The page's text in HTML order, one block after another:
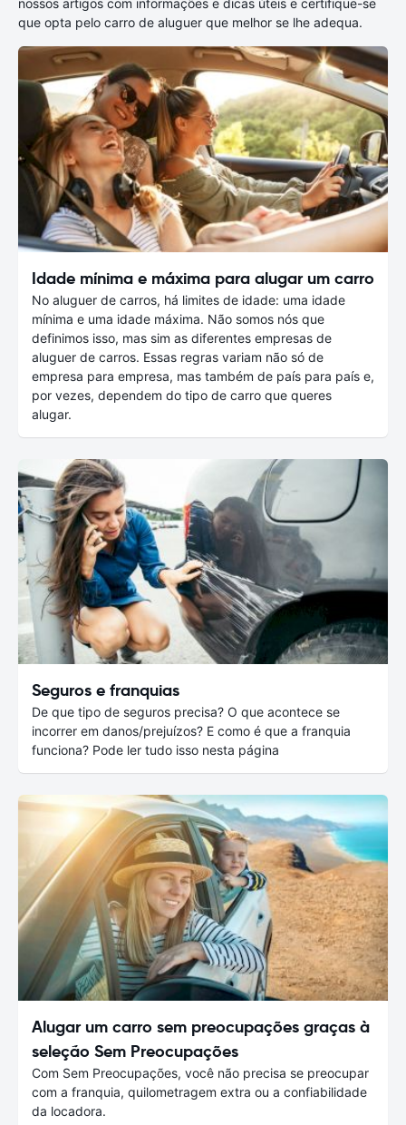
nossos artigos com informações e dicas úteis e certifique-se
que opta pelo carro de aluguer que melhor se lhe adequa.
Idade mínima e máxima para alugar um carro
No aluguer de carros, há limites de idade: uma idade
mínima e uma idade máxima. Não somos nós que
definimos isso, mas sim as diferentes empresas de
aluguer de carros. Essas regras variam não só de
empresa para empresa, mas também de país para país e,
por vezes, dependem do tipo de carro que queres
alugar.
Seguros e franquias
De que tipo de seguros precisa? O que acontece se
incorrer em danos/prejuízos? E como é que a franquia
funciona? Pode ler tudo isso nesta página
Alugar um carro sem preocupações graças à
seleção Sem Preocupações
Com Sem Preocupações, você não precisa se preocupar
com a franquia, quilometragem extra ou a confiabilidade
da locadora.